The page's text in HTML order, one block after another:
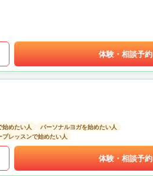
体験・相談予約
始めたい人
パーソナルヨガを始めたい人
プレッスンで始めたい人
体験・相談予約